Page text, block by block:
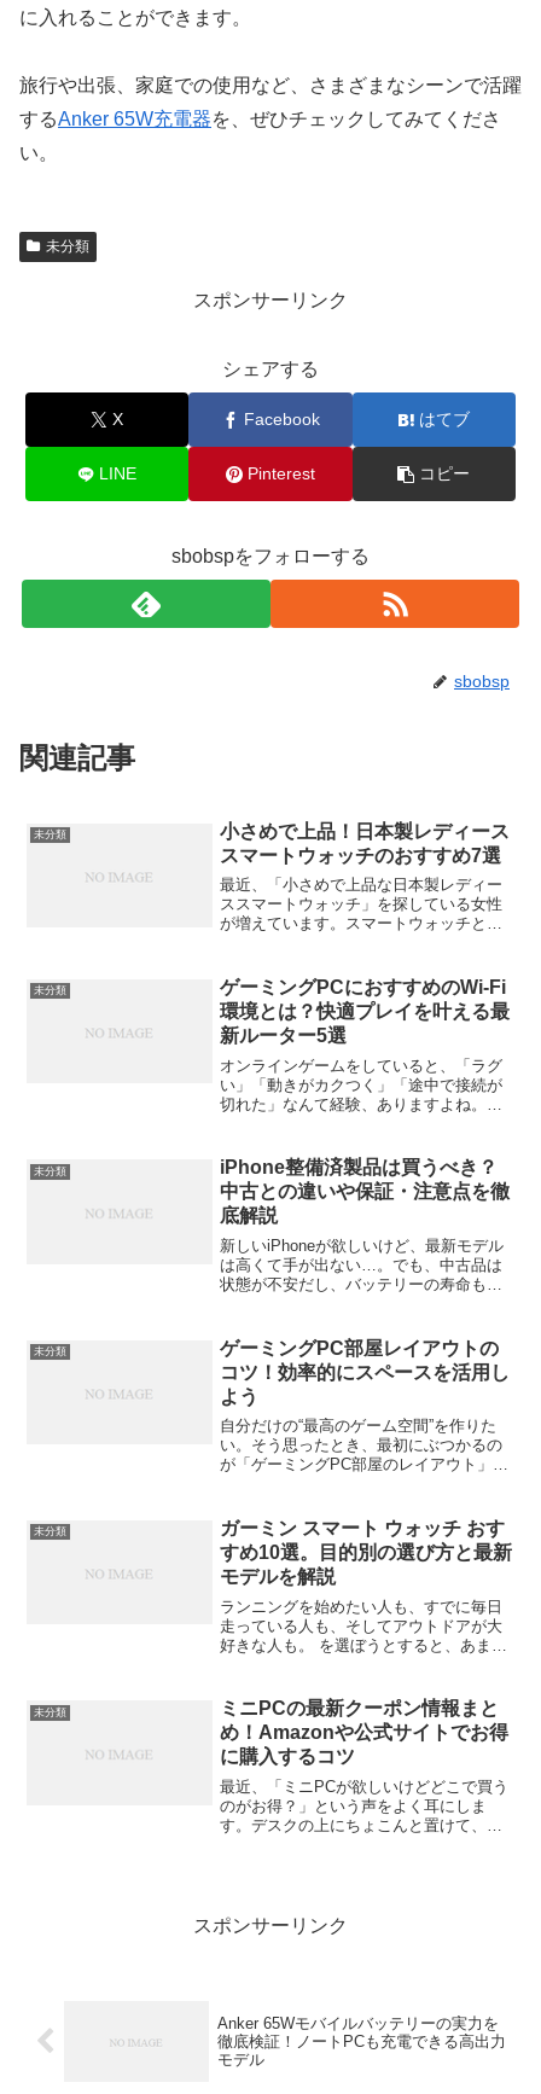
に入れることができます。
旅行や出張、家庭での使用など、さまざまなシーンで活躍
するAnker 65W充電器を、ぜひチェックしてみてくださ
い。
未分類
スポンサーリンク
シェアする
X Facebook はてブ
LINE Pinterest コピー
sbobspをフォローする
sbobsp
関連記事
未分類
小さめで上品！日本製レディース
スマートウォッチのおすすめ7選
最近、「小さめで上品な日本製レディー
ススマートウォッチ」を探している女性
が増えています。スマートウォッチとい
かで、手首にしっくりなじむデザインの
モデルもたくさん登場して...
未分類
ゲーミングPCにおすすめのWi-Fi
環境とは？快適プレイを叶える最
新ルーター5選
オンラインゲームをしていると、「ラグ
い」「動きがカクつく」「途中で接続が
切れた」なんて経験、ありますよね。実
ハイスペックなゲーミングPCでも、通信
が不安定だと快適...
未分類
iPhone整備済製品は買うべき？
中古との違いや保証・注意点を徹
底解説
新しいiPhoneが欲しいけど、最新モデル
は高くて手が出ない…。でも、中古品は
状態が不安だし、バッテリーの寿命も気
品という選択肢で解決できるかもしれま
せん。App...
未分類
ゲーミングPC部屋レイアウトの
コツ！効率的にスペースを活用し
よう
自分だけの“最高のゲーム空間”を作りた
い。そう思ったとき、最初にぶつかるの
が「ゲーミングPC部屋のレイアウト」問
な環境を作れるのか。この記事では、そ
んな悩みを持つ人に向...
未分類
ガーミン スマート ウォッチ おす
すめ10選。目的別の選び方と最新
モデルを解説
ランニングを始めたい人も、すでに毎日
走っている人も、そしてアウトドアが大
好きな人も。 を選ぼうとすると、あまり
よね。でも大丈夫。この記事では、あな
たの使い方にぴったり合...
未分類
ミニPCの最新クーポン情報まと
め！Amazonや公式サイトでお得
に購入するコツ
最近、「ミニPCが欲しいけどどこで買う
のがお得？」という声をよく耳にしま
す。デスクの上にちょこんと置けて、動
スポンサーリンク
Anker 65Wモバイルバッテリーの実力を
徹底検証！ノートPCも充電できる高出力
モデル